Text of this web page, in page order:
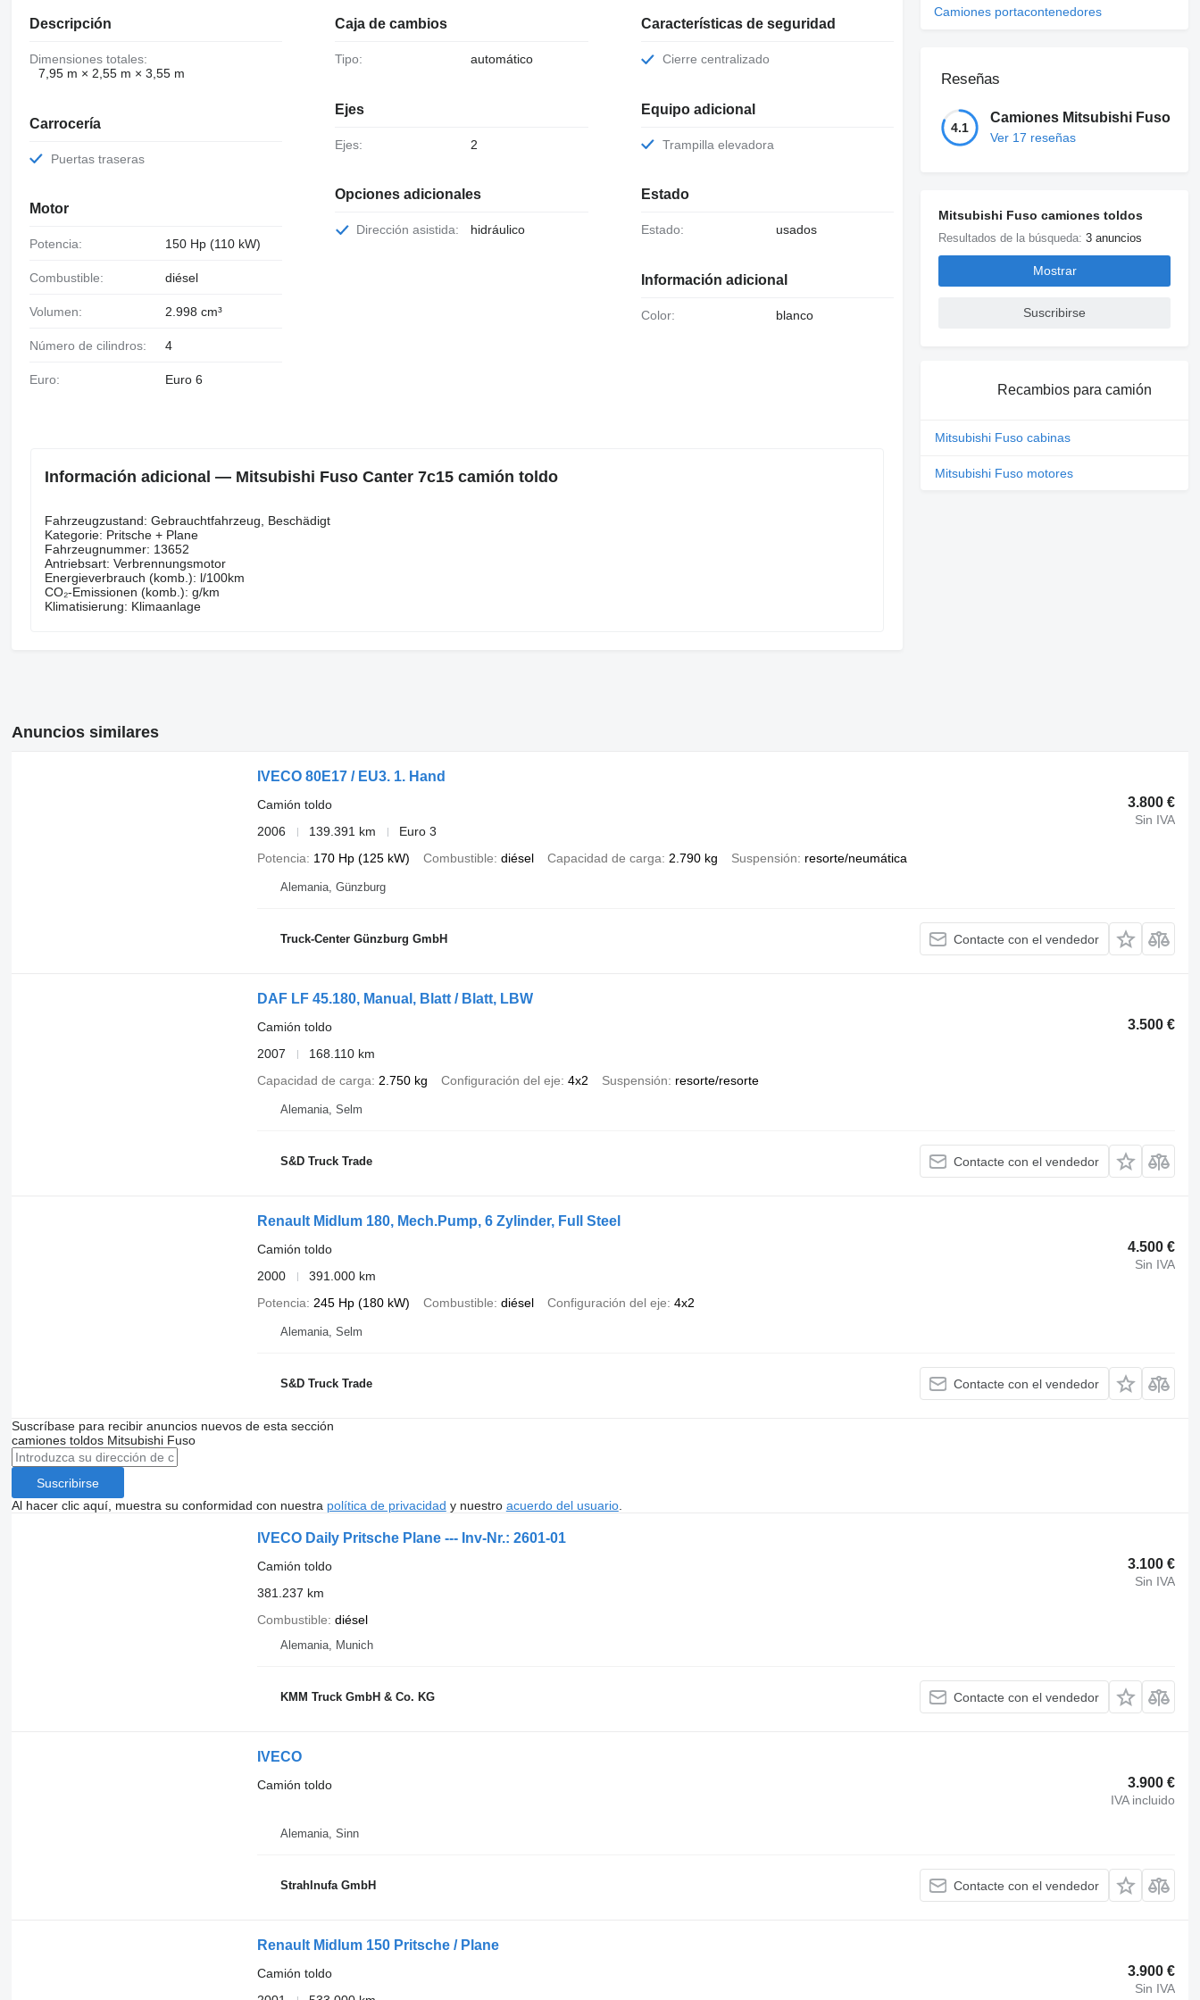
Descripción
Dimensiones totales:
7,95 m × 2,55 m × 3,55 m
Carrocería
Puertas traseras
Motor
Potencia: 150 Hp (110 kW)
Combustible: diésel
Volumen: 2.998 cm³
Número de cilindros: 4
Euro: Euro 6
Caja de cambios
Tipo: automático
Ejes
Ejes: 2
Opciones adicionales
Dirección asistida: hidráulico
Características de seguridad
Cierre centralizado
Equipo adicional
Trampilla elevadora
Estado
Estado: usados
Información adicional
Color: blanco
Información adicional — Mitsubishi Fuso Canter 7c15 camión toldo
Fahrzeugzustand: Gebrauchtfahrzeug, Beschädigt
Kategorie: Pritsche + Plane
Fahrzeugnummer: 13652
Antriebsart: Verbrennungsmotor
Energieverbrauch (komb.): l/100km
CO₂-Emissionen (komb.): g/km
Klimatisierung: Klimaanlage
Camiones portacontenedores
Reseñas
4.1
Camiones Mitsubishi Fuso
Ver 17 reseñas
Mitsubishi Fuso camiones toldos
Resultados de la búsqueda:3 anuncios
Mostrar
Suscribirse
Recambios para camión
Mitsubishi Fuso cabinas
Mitsubishi Fuso motores
Anuncios similares
IVECO 80E17 / EU3. 1. Hand
3.800 €
Sin IVA
Camión toldo
2006
139.391 km
Euro 3
Potencia 170 Hp (125 kW) Combustible diésel Capacidad de carga 2.790 kg Suspensión resorte/neumática
Alemania, Günzburg
Truck-Center Günzburg GmbH Contacte con el vendedor
DAF LF 45.180, Manual, Blatt / Blatt, LBW
3.500 €
Camión toldo
2007
168.110 km
Capacidad de carga 2.750 kg Configuración del eje 4x2 Suspensión resorte/resorte
Alemania, Selm
S&D Truck Trade Contacte con el vendedor
Renault Midlum 180, Mech.Pump, 6 Zylinder, Full Steel
4.500 €
Sin IVA
Camión toldo
2000
391.000 km
Potencia 245 Hp (180 kW) Combustible diésel Configuración del eje 4x2
Alemania, Selm
S&D Truck Trade Contacte con el vendedor
Suscríbase para recibir anuncios nuevos de esta sección
camiones toldos Mitsubishi Fuso
Suscribirse
Al hacer clic aquí, muestra su conformidad con nuestra política de privacidad y nuestro acuerdo del usuario.
IVECO Daily Pritsche Plane --- Inv-Nr.: 2601-01
3.100 €
Sin IVA
Camión toldo
381.237 km
Combustible diésel
Alemania, Munich
KMM Truck GmbH & Co. KG Contacte con el vendedor
IVECO
3.900 €
IVA incluido
Camión toldo
Alemania, Sinn
Strahlnufa GmbH Contacte con el vendedor
Renault Midlum 150 Pritsche / Plane
3.900 €
Sin IVA
Camión toldo